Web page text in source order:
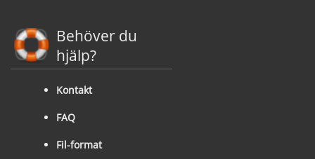
Behöver du
hjälp?
Kontakt
FAQ
Fil-format